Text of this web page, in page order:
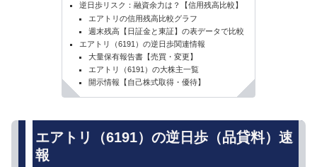
逆日歩リスク：融資余力は？【信用残高比較】
エアトリの信用残高比較グラフ
週末残高【日証金と東証】の表データで比較
エアトリ（6191）の逆日歩関連情報
大量保有報告書【売買・変更】
エアトリ（6191）の大株主一覧
開示情報【自己株式取得・優待】
エアトリ（6191）の逆日歩（品貸料）速
報